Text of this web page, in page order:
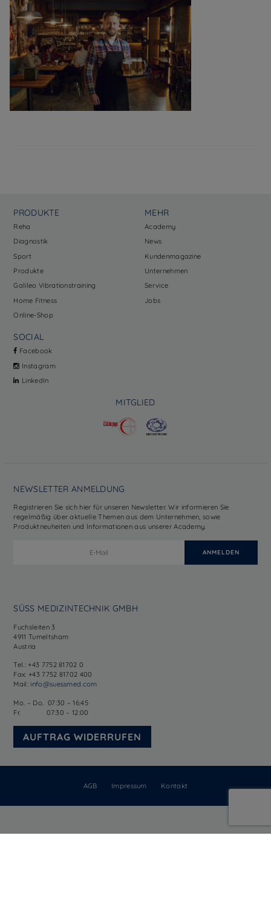
PRODUKTE
Reha
Diagnostik
Sport
Produkte
Galileo Vibrationstraining
Home Fitness
Online-Shop
MEHR
Academy
News
Kundenmagazine
Unternehmen
Service
Jobs
SOCIAL
Facebook
Instagram
LinkedIn
MITGLIED
NEWSLETTER ANMELDUNG
Registrieren Sie sich hier für unseren Newsletter. Wir informieren Sie
regelmäßig über aktuelle Themen aus dem Unternehmen, sowie
Produktneuheiten und Informationen aus unserer Academy.
SÜSS MEDIZINTECHNIK GMBH
Fuchsleiten 3
4911 Tumeltsham
Austria
Tel.: +43 7752 81702 0
Fax: +43 7752 81702 400
Mail: info@suessmed.com
Mo. – Do. 07:30 – 16:45
Fr. 07:30 – 12:00
AUFTRAG WIDERRUFEN
AGB Impressum Kontakt